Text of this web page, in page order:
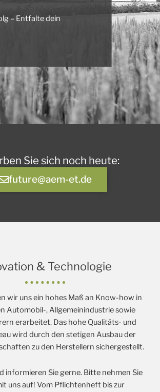
– Entfalte dein
Sie sich noch heute:
future@aem-et.de
& Technologie
wir uns ein hohes Maß an Know-how in
Automobil-, Allgemeinindustrie sowie
erarbeitet. Das hohe Qualitäts- und
wird durch den stetigen Ausbau der
zu den Herstellern sichergestellt.
informieren Sie gerne. Bitte nehmen Sie
uns auf! Vom Pflichtenheft bis zur